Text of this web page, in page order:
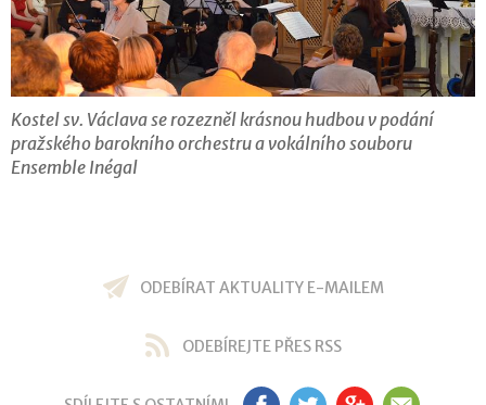
Kostel sv. Václava se rozezněl krásnou hudbou v podání
pražského barokního orchestru a vokálního souboru
Ensemble Inégal
ODEBÍRAT AKTUALITY E-MAILEM
ODEBÍREJTE PŘES RSS